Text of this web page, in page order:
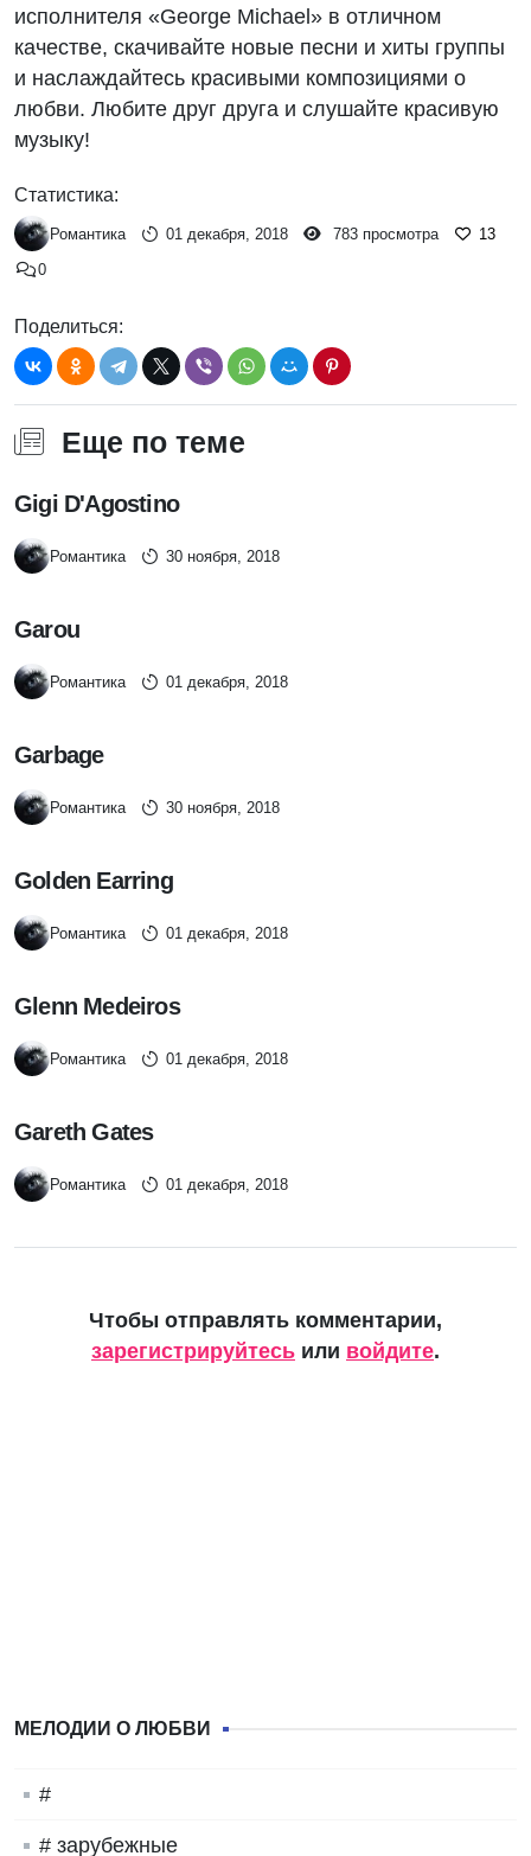
исполнителя «George Michael» в отличном
качестве, скачивайте новые песни и хиты группы
и наслаждайтесь красивыми композициями о
любви. Любите друг друга и слушайте красивую
музыку!
Статистика:
Романтика 01 декабря, 2018 783 просмотра
13
0
Поделиться:
Еще по теме
Gigi D'Agostino
Романтика 30 ноября, 2018
Garou
Романтика 01 декабря, 2018
Garbage
Романтика 30 ноября, 2018
Golden Earring
Романтика 01 декабря, 2018
Glenn Medeiros
Романтика 01 декабря, 2018
Gareth Gates
Романтика 01 декабря, 2018
Чтобы отправлять комментарии,
зарегистрируйтесь или войдите.
МЕЛОДИИ О ЛЮБВИ
#
# зарубежные